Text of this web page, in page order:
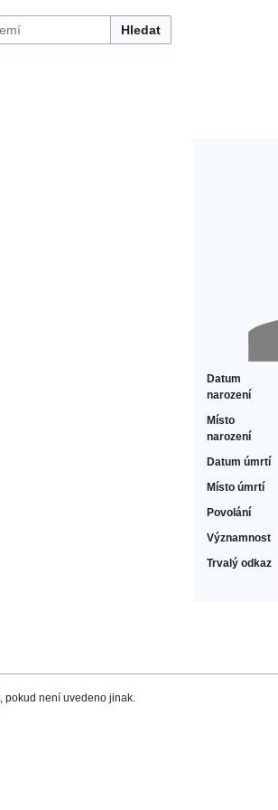
Hledat
Datum
narození
Místo
narození
Datum úmrtí
Místo úmrtí
Povolání
Významnost
Trvalý odkaz
, pokud není uvedeno jinak.